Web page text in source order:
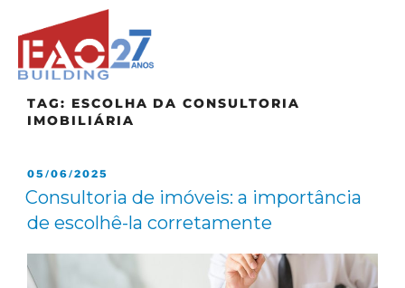
TAG: ESCOLHA DA CONSULTORIA
IMOBILIÁRIA
05/06/2025
Consultoria de imóveis: a importância
de escolhê-la corretamente